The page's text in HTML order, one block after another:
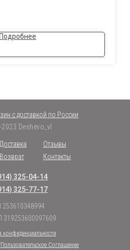
Deshevo_vl
с доставкой по России
Возврат
Отзывы
Контакты
Доставка
253610348994
319253600097609
конфиденциальности
Соглашение
325-04-14
325-77-17